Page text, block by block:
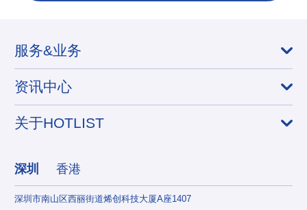
服务&业务
资讯中心
关于HOTLIST
深圳 香港
深圳市南山区西丽街道烯创科技大厦A座1407